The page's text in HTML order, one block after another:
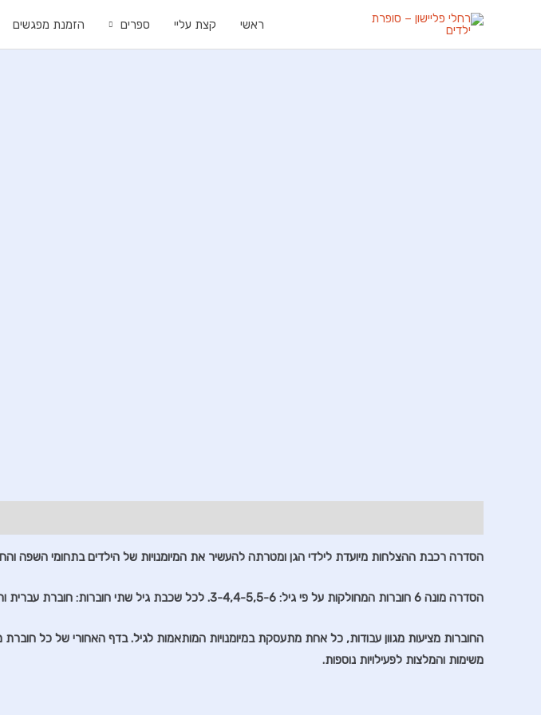
ראשי קצת עליי ספרים הזמנת מפגשים
הסדרה רכבת ההצלחות מיועדת לילדי הגן ומטרתה להעשיר את המיומנויות של הילדים בתחומי השפה
הסדרה מונה 6 חוברות המחולקות על פי גיל: 3-4,4-5,5-6. לכל שכבת גיל שתי חוברות: חוברת עברית וחוברת חשבון.
החוברות מציעות מגוון עבודות, כל אחת מתעסקת במיומנויות המותאמות לגיל. בדף האחורי של כל חוברת
משימות והמלצות לפעילויות נוספות.